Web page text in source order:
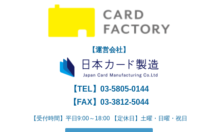
【運営会社】
【TEL】 03-5805-0144
【FAX】03-3812-5044
【受付時間】平日9:00～18:00 【定休日】土曜・日曜・祝日